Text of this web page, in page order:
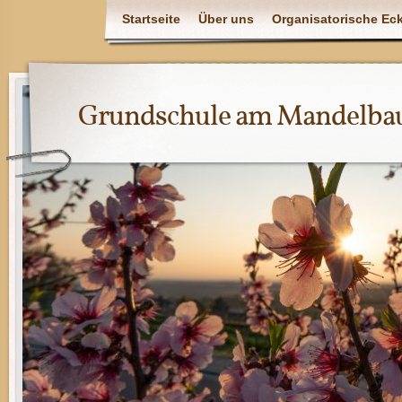
Startseite Über uns Organisatorische
Grundschule am